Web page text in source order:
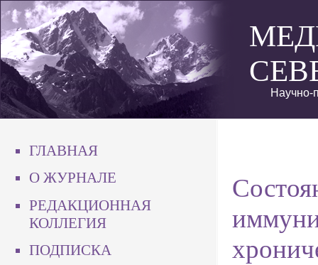
Научно-
ГЛАВНАЯ
О ЖУРНАЛЕ
РЕДАКЦИОННАЯ
КОЛЛЕГИЯ
ПОДПИСКА